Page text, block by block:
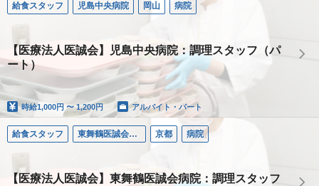
給食スタッフ 児島中央病院 岡山 病院
【医療法人医誠会】児島中央病院：調理スタッフ（パ
ート）
時給1,000円 〜 1,200円 アルバイト・パート
給食スタッフ 東舞鶴医誠会病院 京都 病院
【医療法人医誠会】東舞鶴医誠会病院：調理スタッフ